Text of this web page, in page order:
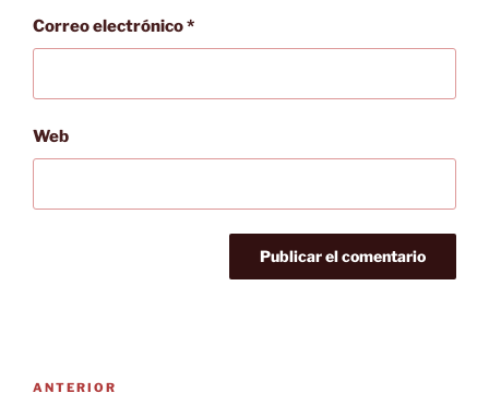
Correo electrónico*
Web
Navegación
ANTERIOR